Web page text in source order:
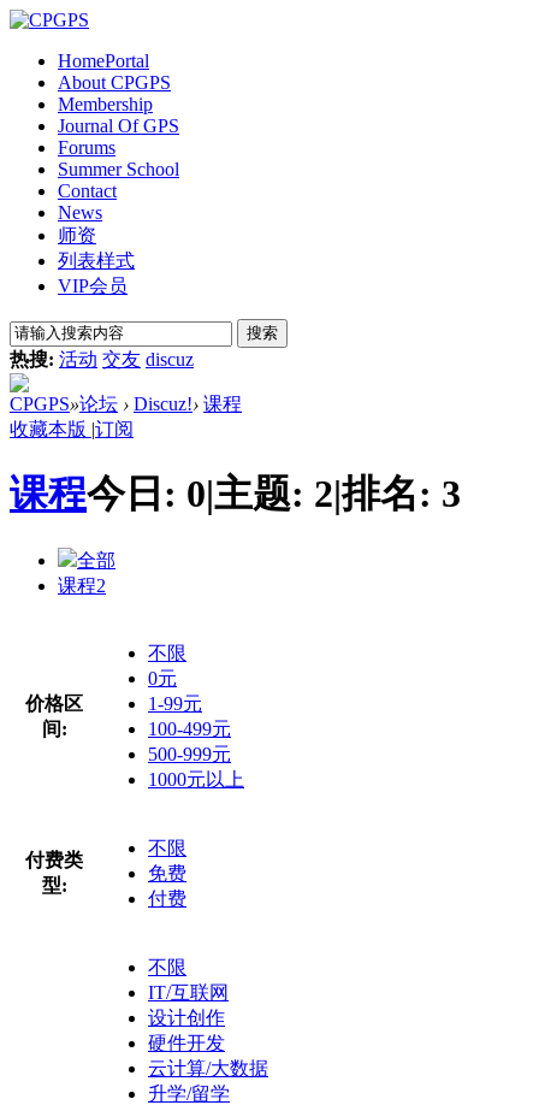
HomePortal
About CPGPS
Membership
Journal Of GPS
Forums
Summer School
Contact
News
师资
列表样式
VIP会员
搜索
热搜: 活动 交友 discuz
CPGPS»论坛 › Discuz!› 课程
收藏本版 |订阅
课程今日: 0|主题: 2|排名: 3
全部
课程2
价格区
间:
不限
0元
1-99元
100-499元
500-999元
1000元以上
付费类
型:
不限
免费
付费
不限
IT/互联网
设计创作
硬件开发
云计算/大数据
升学/留学